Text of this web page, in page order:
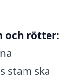
och rötter:
stam ska